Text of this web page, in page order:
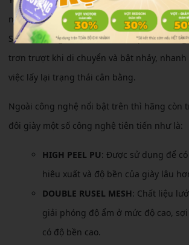
nghệ tiên tiến và hiện đại. Nổi bật nhất là
SHAPE” mang đến sự ổn định ở phần mũi,
trơn trượt khi di chuyển và bật nhảy,
việc lấy lại trạng thái cân bằng.
Ngoài công nghệ nổi bật trên thì hãng còn
đôi giày một số công nghệ tiên tiến như là:
HIGH PEEL PU: Được sử dụng để
hiêu xuất và độ bền của giày lâu
DOUBLE RUSEL MESH: Chất liệu
giải phóng độ ẩm ở mức độ cao,
có độ bền cao.